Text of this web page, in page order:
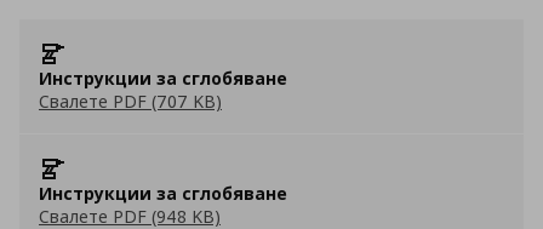
Инструкции за сглобяване
Свалете PDF (707 KB)
Инструкции за сглобяване
Свалете PDF (948 KB)